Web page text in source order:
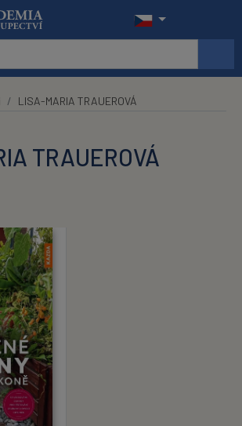
LISA-MARIA TRAUEROVÁ
TRAUEROVÁ